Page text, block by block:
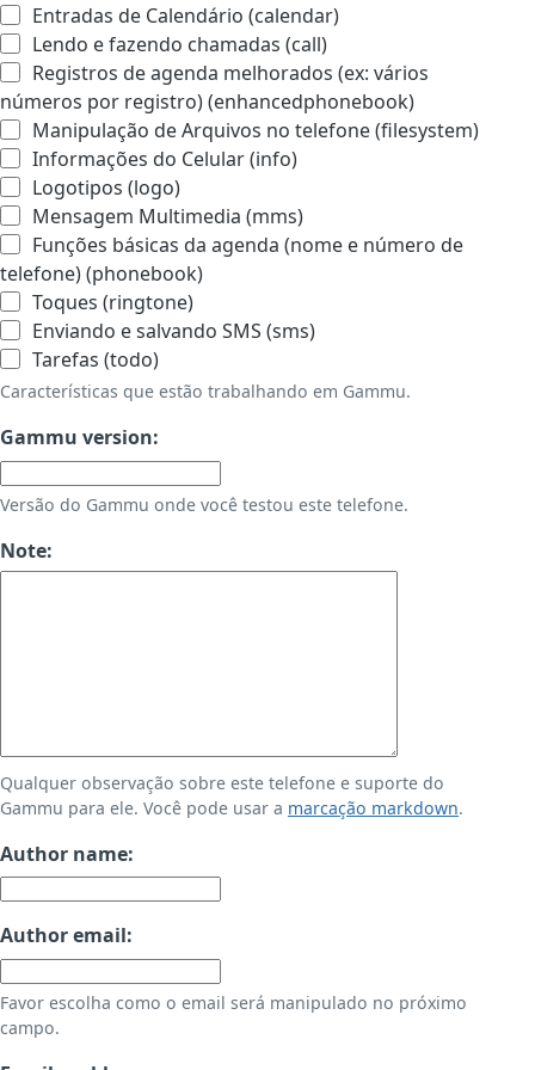
Entradas de Calendário (calendar)
Lendo e fazendo chamadas (call)
Registros de agenda melhorados (ex: vários
números por registro) (enhancedphonebook)
Manipulação de Arquivos no telefone (filesystem)
Informações do Celular (info)
Logotipos (logo)
Mensagem Multimedia (mms)
Funções básicas da agenda (nome e número de
telefone) (phonebook)
Toques (ringtone)
Enviando e salvando SMS (sms)
Tarefas (todo)
Características que estão trabalhando em Gammu.
Gammu version:
Versão do Gammu onde você testou este telefone.
Note:
Qualquer observação sobre este telefone e suporte do
Gammu para ele. Você pode usar a marcação markdown.
Author name:
Author email:
Favor escolha como o email será manipulado no próximo
campo.